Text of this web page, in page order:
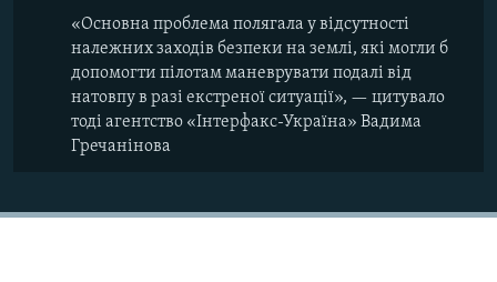
«Основна проблема полягала у відсутності
належних заходів безпеки на землі, які могли б
допомогти пілотам маневрувати подалі від
натовпу в разі екстреної ситуації», — цитувало
тоді агентство «Інтерфакс-Україна» Вадима
Гречанінова